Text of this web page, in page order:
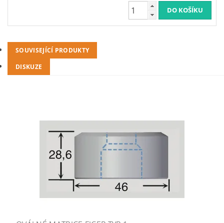
SOUVISEJÍCÍ PRODUKTY
DISKUZE